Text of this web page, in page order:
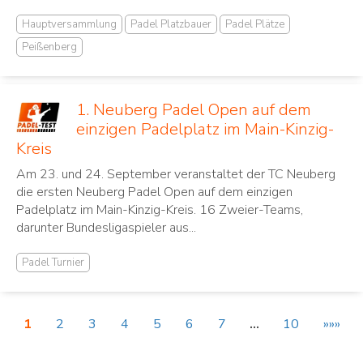
Hauptversammlung Padel Platzbauer
Padel Plätze
Peißenberg
1. Neuberg Padel Open auf dem
einzigen Padelplatz im Main-Kinzig-
Kreis
Am 23. und 24. September veranstaltet der TC Neuberg
die ersten Neuberg Padel Open auf dem einzigen
Padelplatz im Main-Kinzig-Kreis. 16 Zweier-Teams,
darunter Bundesligaspieler aus...
Padel Turnier
1 2 3 4 5 6 7 … 10 »»»